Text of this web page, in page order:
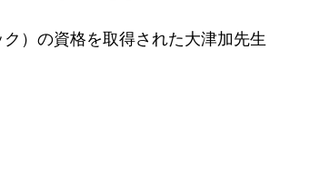
）の資格を取得された大津加先生